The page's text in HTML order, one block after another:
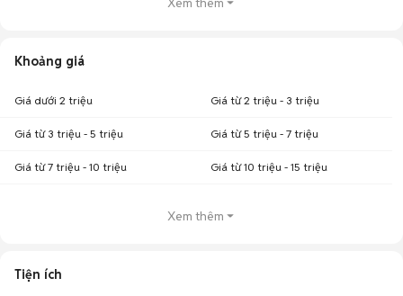
Khoảng giá
Giá dưới 2 triệu Giá từ 2 triệu - 3 triệu
Giá từ 3 triệu - 5 triệu Giá từ 5 triệu - 7 triệu
Giá từ 7 triệu - 10 triệu Giá từ 10 triệu - 15 triệu
Xem thêm
Tiện ích